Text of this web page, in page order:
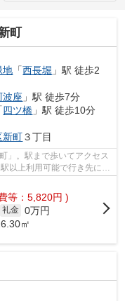
町
地 「西長堀 」駅 徒歩2
波座 」駅 徒歩7分
四ツ橋 」駅 徒歩10分
新町３丁目
」。駅まで歩いてアクセス
以上利用可能で行き先によ
等：5,820円 )
礼金 0万円
㎡